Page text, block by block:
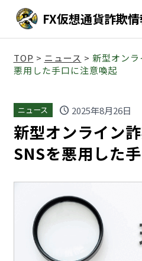
FX仮想通貨詐欺
TOP > ニュース > 新型オン
悪用した手口に注意喚起
ニュース schedule 2025年8月26日
新型オンライン詐
SNSを悪用した